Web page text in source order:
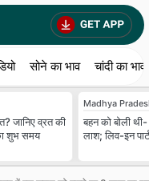
सोने का भाव चांदी का भाव
जानिए व्रत की
शुभ समय
Madhya
बहन को बोली
लाश; लिव-इन